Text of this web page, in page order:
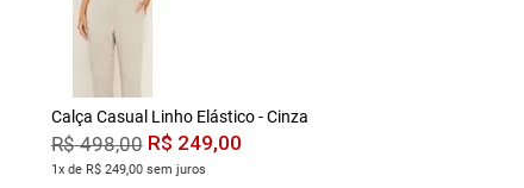
Calça Casual Linho Elástico - Cinza
R$ 498,00 R$ 249,00
1x de R$ 249,00 sem juros